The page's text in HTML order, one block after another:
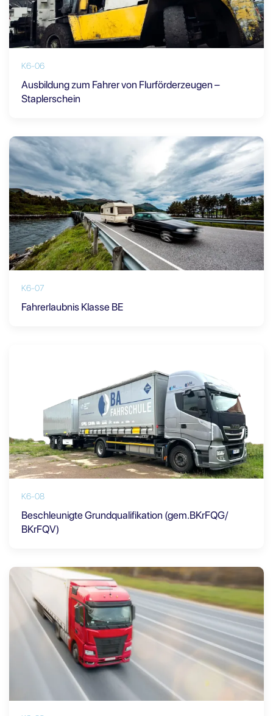
K6-06
Ausbildung zum Fahrer von Flurförderzeugen –
Staplerschein
K6-07
Fahrerlaubnis Klasse BE
K6-08
Beschleunigte Grundqualifikation (gem.BKrFQG/
BKrFQV)